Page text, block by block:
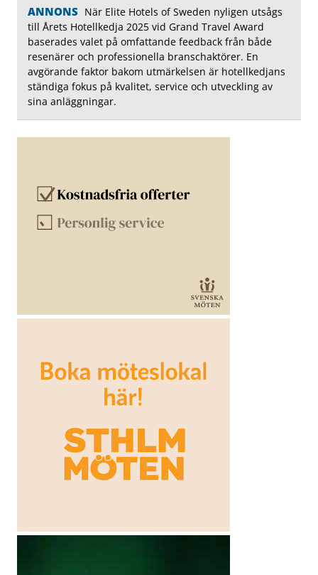
ANNONS När Elite Hotels of Sweden nyligen utsågs
till Årets Hotellkedja 2025 vid Grand Travel Award
baserades valet på omfattande feedback från både
resenärer och professionella branschaktörer. En
avgörande faktor bakom utmärkelsen är hotellkedjans
ständiga fokus på kvalitet, service och utveckling av
sina anläggningar.